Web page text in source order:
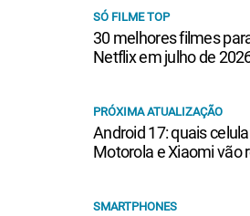
SÓ FILME TOP
30 melhores filmes
Netflix em julho de
PRÓXIMA ATUALIZAÇÃO
Android 17: quais
Motorola e Xiaomi vão
SMARTPHONES